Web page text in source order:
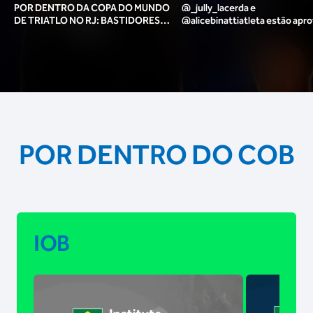
POR DENTRO DA COPA DO MUNDO
DE TRIATLO NO RJ: BASTIDORES,
@_jully_lacerda​ e
@alicebinattiatleta​ estão
POR DENTRO DO COB
IOB